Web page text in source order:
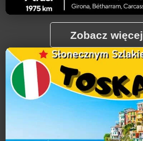
Zobacz więcej